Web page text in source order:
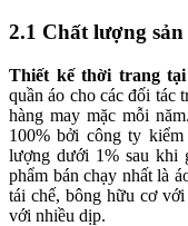
2.1 Chất lượng
Thiết kế thời trang
quần áo cho các đối tác
hàng may mặc mỗi
100% bởi công ty
lượng dưới 1% sau khi
phẩm bán chạy nhất là
tái chế, bông hữu cơ
với nhiều dịp.